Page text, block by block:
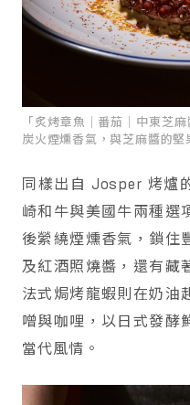
「炙烤章魚｜番茄｜中東芝
炭火煙燻香氣，與芝麻醬的堅
同樣出自 Josper 烤爐
崎和牛與美國牛兩種選
後縈繞煙燻香氣，鎖住
及紅酒照燒醬，還有藏
法式焗烤龍蝦則在奶油
噌與咖哩，以日式發酵
當代風情。